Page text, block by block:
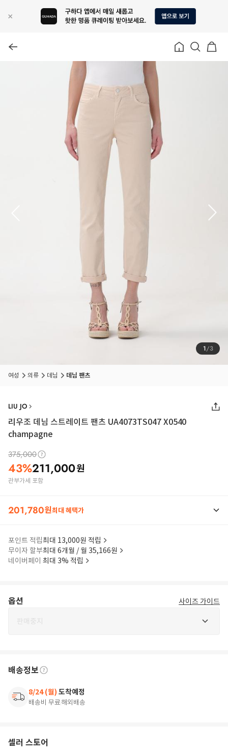
1/3
여성 의류 데님 데님 팬츠
LIU JO
리우조 데님 스트레이트 팬츠 UA4073TS047 X0540
champagne
375,000
43%211,000원
관부가세 포함
201,780원최대 혜택가
포인트 적립최대 13,000원 적립
무이자 할부최대 6개월 / 월 35,166원
네이버페이 최대 3% 적립
옵션 사이즈 가이드
판매중지
배송정보
8/24 (월) 도착예정
배송비 무료해외배송
셀러 스토어